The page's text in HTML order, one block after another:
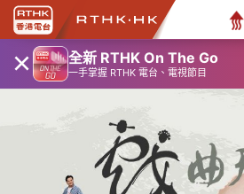
× 全新 RTHK On The Go
一手掌握 RTHK 電台、電視節目